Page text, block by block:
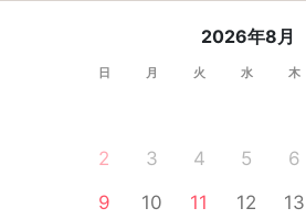
2026年8月
日 月 火 水 木
2
3 4 5 6
9
10 11 12 13